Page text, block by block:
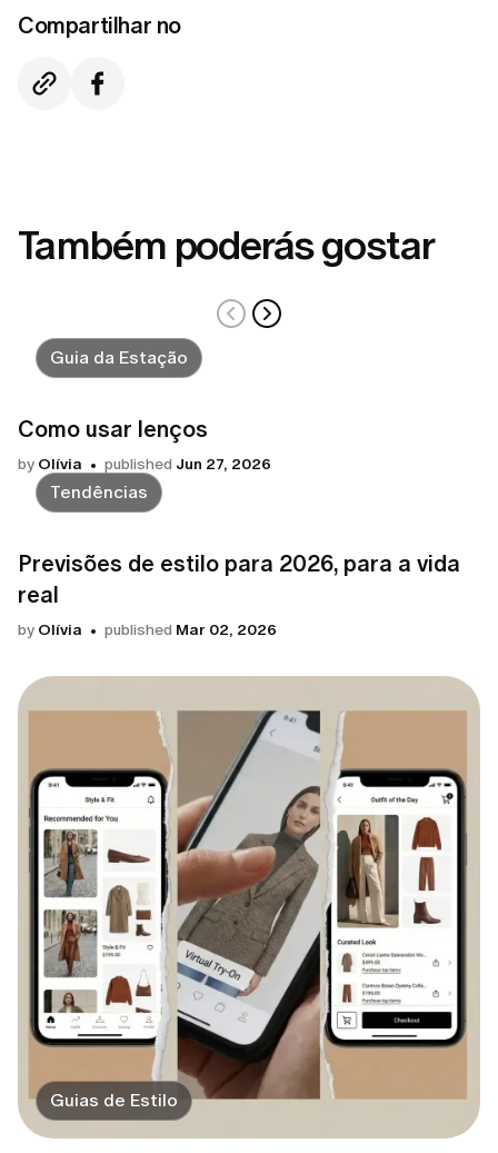
Compartilhar no
Também poderás gostar
Guia da Estação
Como usar lenços
by Olívia published Jun 27, 2026
Tendências
Previsões de estilo para 2026, para a vida
real
by Olívia published Mar 02, 2026
Guias de Estilo